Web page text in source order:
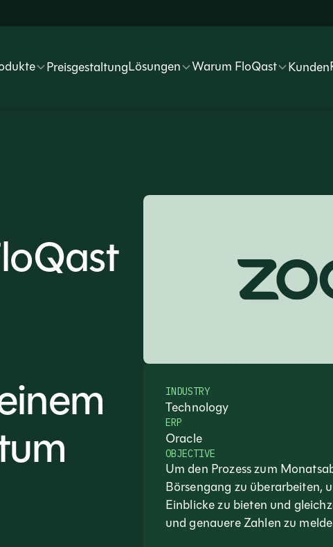
PreisgestaltungLösungen Warum FloQast Kunden
INDUSTRY
Technology
ERP
Oracle
OBJECTIVE
Um den Prozess zum
Börsengang zu überarbeiten,
Einblicke zu bieten und
und genauere Zahlen zu